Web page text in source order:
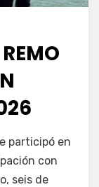
participó en
con
seis de